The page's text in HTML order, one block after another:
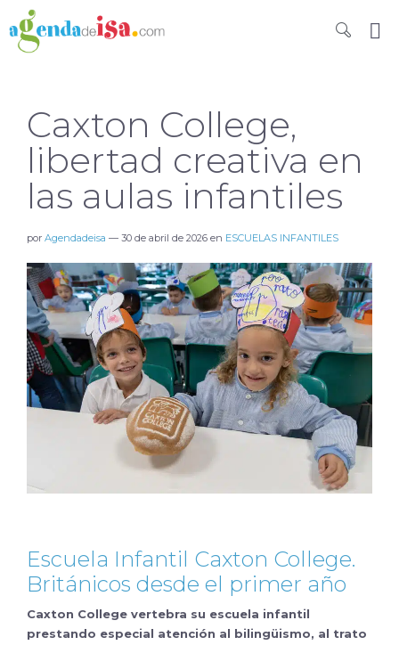
Caxton College,
libertad creativa en
las aulas infantiles
por Agendadeisa — 30 de abril de 2026 en ESCUELAS INFANTILES
Escuela Infantil Caxton College.
Británicos desde el primer año
Caxton College vertebra su escuela infantil
prestando especial atención al bilingüismo, al trato